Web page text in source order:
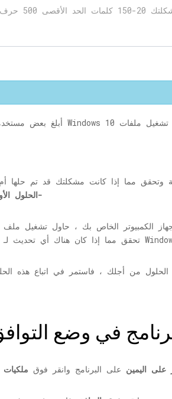
الحلول الأولية-
على اليمين على البرنامج وانقر فوق ملكيات